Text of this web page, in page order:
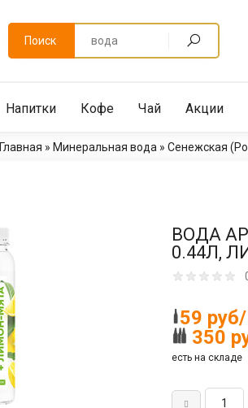
Поиск
Напитки Кофе Чай Акции
Главная » Минеральная вода » Сенежская
ВОДА
0.44Л,
59
350
есть на складе